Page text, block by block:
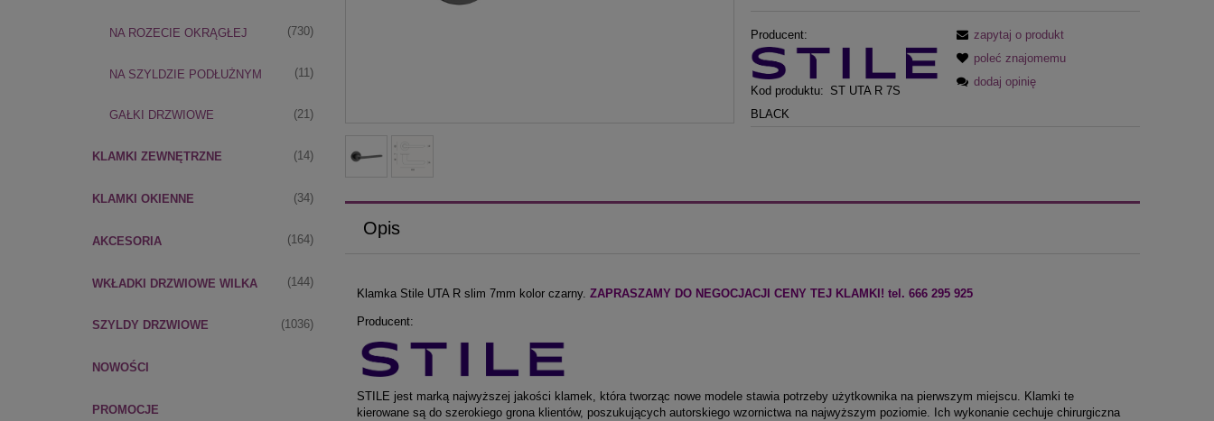
NA ROZECIE OKRĄGŁEJ (730)
NA SZYLDZIE PODŁUŻNYM (11)
GAŁKI DRZWIOWE (21)
KLAMKI ZEWNĘTRZNE (14)
KLAMKI OKIENNE (34)
AKCESORIA (164)
WKŁADKI DRZWIOWE WILKA (144)
SZYLDY DRZWIOWE (1036)
NOWOŚCI
PROMOCJE
Producent:
Kod produktu: ST UTA R 7S
BLACK
zapytaj o produkt
poleć znajomemu
dodaj opinię
Opis
Klamka Stile UTA R slim 7mm kolor czarny. ZAPRASZAMY DO NEGOCJACJI CENY TEJ KLAMKI! tel. 666 295 925
Producent:
STILE jest marką najwyższej jakości klamek, która tworząc nowe modele stawia potrzeby użytkownika na pierwszym miejscu. Klamki te
kierowane są do szerokiego grona klientów, poszukujących autorskiego wzornictwa na najwyższym poziomie. Ich wykonanie cechuje chirurgiczna